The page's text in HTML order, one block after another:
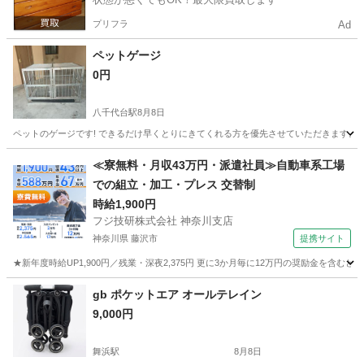
プリフラ Ad
ペットゲージ
0円
八千代台駅8月8日
ペットのゲージです! できるだけ早くとりにきてくれる方を優先させていただきます。
八千代台駅 その他
≪寮無料・月収43万円・派遣社員≫自動車系工場
での組立・加工・プレス 交替制
時給1,900円
フジ技研株式会社 神奈川支店
神奈川県 藤沢市 提携サイト
★新年度時給UP1,900円／残業・深夜2,375円 更に3か月毎に12万円の奨励金を含む
神奈川 藤沢市 その他
gb ポケットエア オールテレイン
9,000円
舞浜駅 8月8日